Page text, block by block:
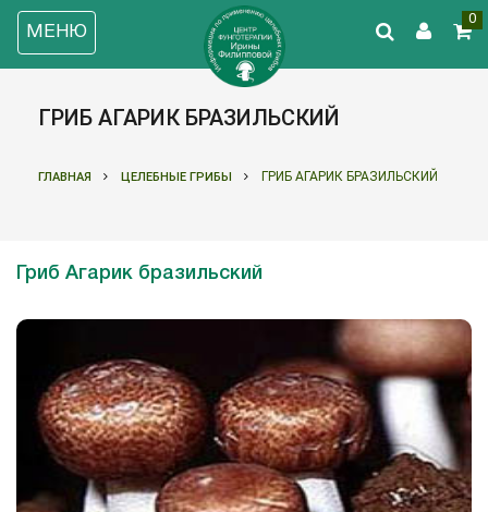
МЕНЮ
0
ГРИБ АГАРИК БРАЗИЛЬСКИЙ
ГЛАВНАЯ ЦЕЛЕБНЫЕ ГРИБЫ ГРИБ АГАРИК БРАЗИЛЬСКИЙ
Гриб Агарик бразильский